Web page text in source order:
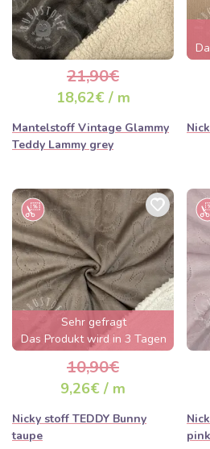
21,90€
18,62€ / m
Mantelstoff Vintage Glammy
Teddy Lammy grey
Sehr gefragt
Das Produkt wird in 3 Tagen
ausverkauft sein
10,90€
9,26€ / m
Nicky stoff TEDDY Bunny
taupe
pink